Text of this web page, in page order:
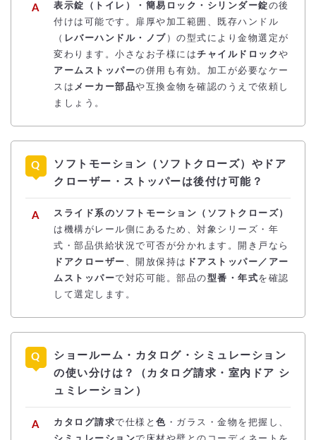
表示錠（トイレ）・簡易ロック・シリンダー錠の後
付けは可能です。扉厚や加工範囲、既存ハンドル
（ レバーハンドル・ノブ ）の型式により金物選定が
変わります。小さなお子様にはチャイルドロックや
アームストッパーの併用も有効。加工が必要なケー
スは メーカー部品や互換金物を確認のうえで依頼し
ましょう。
ソフトモーション（ソフトクローズ）やドア
クローザー・ストッパーは後付け可能？
スライド系のソフトモーション（ソフトクローズ）
は機構がレール側にあるため、対象シリーズ・年
式・部品供給状況で可否が分かれます。開き戸なら
ドアクローザー 、開放保持は
ドアストッパー／アー
ムストッパーで対応可能。部品の型番・年式を確認
して選定します。
ショールーム・カタログ・シミュレーション
の使い分けは？（カタログ請求・室内ドア シ
ュミレーション）
カタログ請求で仕様と 色 ・ガラス・金物を把握し、